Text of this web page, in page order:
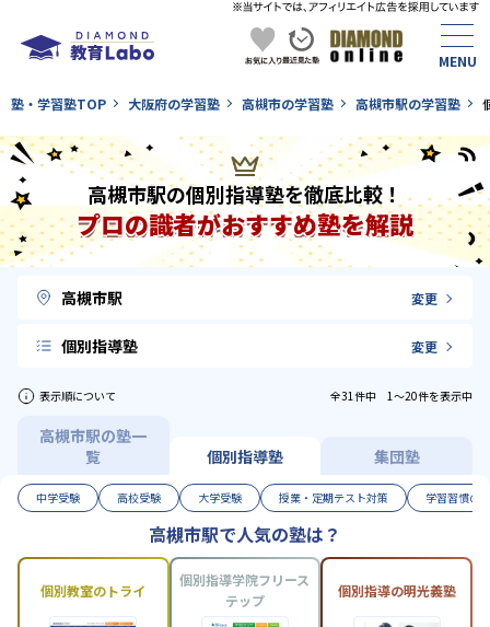
塾・学習塾TOP 大阪府の学習塾 高槻市の学習塾 高槻市駅の学習塾
高槻市駅の個別指導塾を徹底比較！
プロの識者がおすすめ塾を解説
高槻市駅 変更
個別指導塾 変更
表示順について 全31件中 1〜20件を表示中
高槻市駅の塾一
覧
個別指導塾 集団塾
中学受験 高校受験 大学受験 授業・定期テスト対策 学習習慣の
高槻市駅で人気の塾は？
個別教室のトライ
個別指導学院フリース
テップ
個別指導の明光義塾